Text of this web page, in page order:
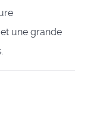
une grande